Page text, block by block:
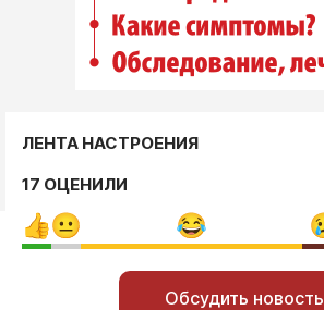
ЛЕНТА НАСТРОЕНИЯ
17 ОЦЕНИЛИ
Обсудить новость